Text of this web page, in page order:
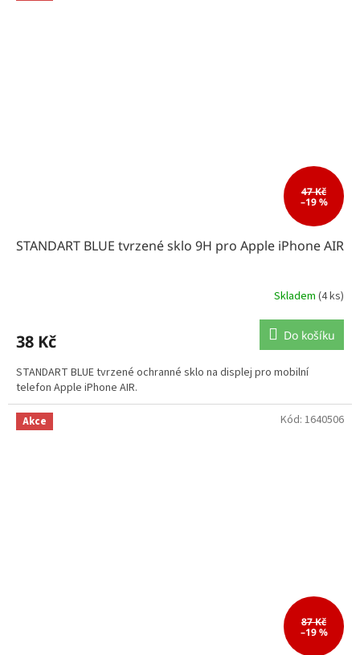
47 Kč
–19 %
STANDART BLUE tvrzené sklo 9H pro Apple iPhone AIR
Skladem (4 ks)
38 Kč Do košíku
STANDART BLUE tvrzené ochranné sklo na displej pro mobilní
telefon Apple iPhone AIR.
Akce
87 Kč
–19 %
Kód: 1640506